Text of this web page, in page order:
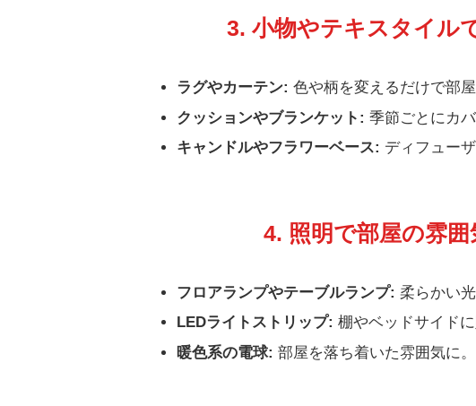
3. 小物やテキスタイル
ラグやカーテン: 色や柄を変えるだけで部屋
クッションやブランケット: 季節ごとにカ
キャンドルやフラワーベース: ディフュー
4. 照明で部屋の雰
フロアランプやテーブルランプ: 柔らかい
LEDライトストリップ: 棚やベッドサイド
暖色系の電球: 部屋を落ち着いた雰囲気に。